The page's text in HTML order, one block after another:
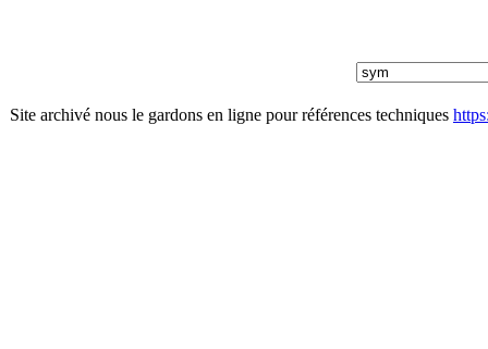
Site archivé nous le gardons en ligne pour références techniques